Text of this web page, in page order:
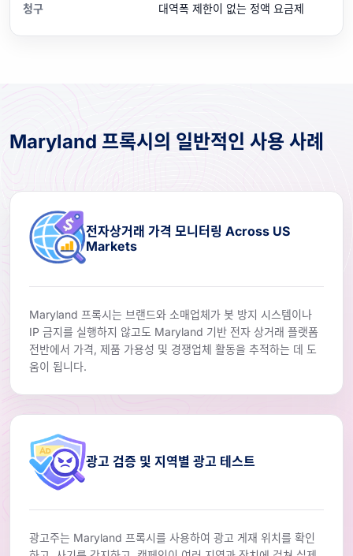
청구 대역폭 제한이 없는 정액 요금제
Maryland 프록시의 일반적인 사용 사례
전자상거래 가격 모니터링 Across US
Markets
Maryland 프록시는 브랜드와 소매업체가 봇 방지 시스템이나
IP 금지를 실행하지 않고도 Maryland 기반 전자 상거래 플랫폼
전반에서 가격, 제품 가용성 및 경쟁업체 활동을 추적하는 데 도
움이 됩니다.
광고 검증 및 지역별 광고 테스트
광고주는 Maryland 프록시를 사용하여 광고 게재 위치를 확인